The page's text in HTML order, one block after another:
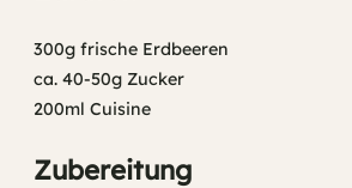
300g frische Erdbeeren
ca. 40-50g Zucker
200ml Cuisine
Zubereitung